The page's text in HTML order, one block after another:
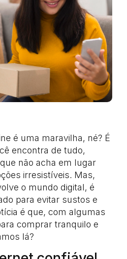
é uma maravilha, né? É
encontra de tudo,
não acha em lugar
irresistíveis. Mas,
o mundo digital, é
para evitar sustos e
é que, com algumas
comprar tranquilo e
lá?